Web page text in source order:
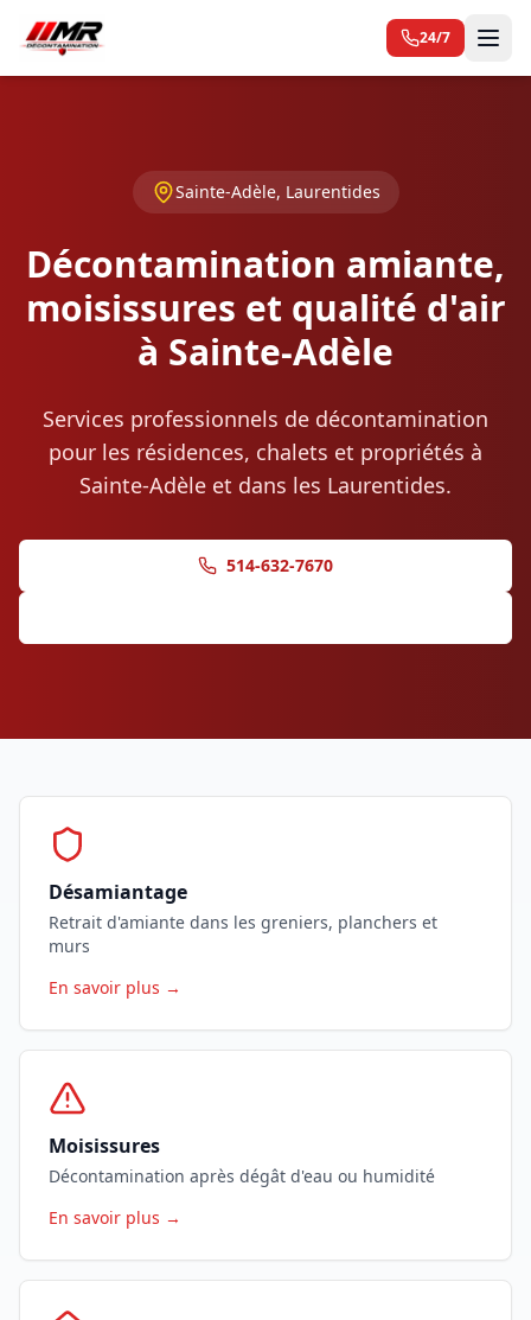
24/7
Sainte-Adèle, Laurentides
Décontamination amiante,
moisissures et qualité d'air
à Sainte-Adèle
Services professionnels de décontamination
pour les résidences, chalets et propriétés à
Sainte-Adèle et dans les Laurentides.
514-632-7670
Désamiantage
Retrait d'amiante dans les greniers, planchers et
murs
En savoir plus →
Moisissures
Décontamination après dégât d'eau ou humidité
En savoir plus →